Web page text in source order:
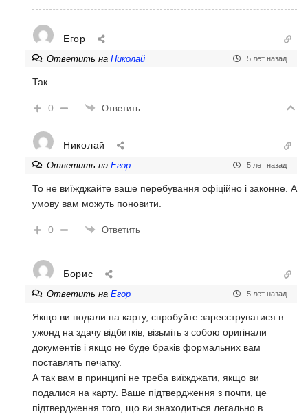
Егор
Ответить на Николай 5 лет назад
Так.
0 Ответить
Николай
Ответить на Егор 5 лет назад
То не виїжджайте ваше перебування офіційно і законне. А
умову вам можуть поновити.
0 Ответить
Борис
Ответить на Егор 5 лет назад
Якщо ви подали на карту, спробуйте зареєструватися в
ужонд на здачу відбитків, візьміть з собою оригінали
документів і якщо не буде браків формальних вам
поставлять печатку.
А так вам в принципі не треба виїжджати, якщо ви
подалися на карту. Ваше підтвердження з почти, це
підтвердження того, що ви знаходиться легально в